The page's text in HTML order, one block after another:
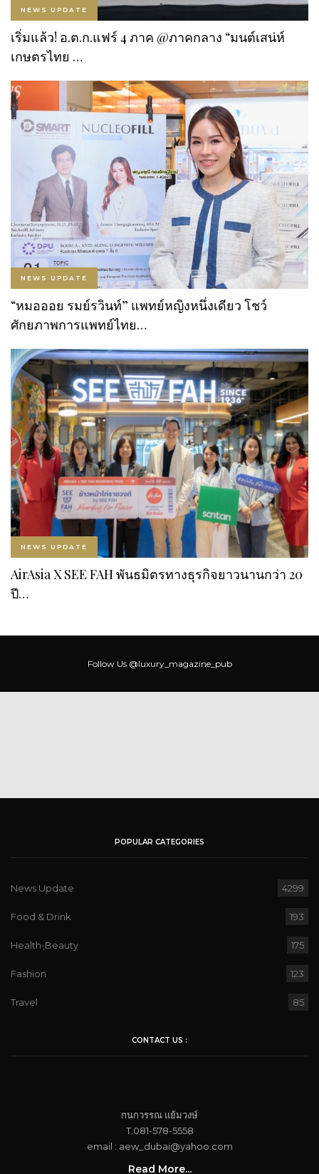
NEWS UPDATE
เริ่มแล้ว! อ.ต.ก.แฟร์ 4 ภาค @ภาคกลาง “มนต์เสน่ห์
เกษตรไทย …
NEWS UPDATE
“หมอออย รมย์รวินท์” แพทย์หญิงหนึ่งเดียว โชว์
ศักยภาพการแพทย์ไทย…
NEWS UPDATE
AirAsia X SEE FAH พันธมิตรทางธุรกิจยาวนานกว่า 20
ปี…
Follow Us @luxury_magazine_pub
POPULAR CATEGORIES
News Update 4299
Food & Drink 193
Health-ฺBeauty 175
Fashion 123
Travel 85
CONTACT US :
กนกวรรณ​ แย้ม​วงษ์
T.081-578-5558
email : aew_dubai@yahoo.com​
Read More...